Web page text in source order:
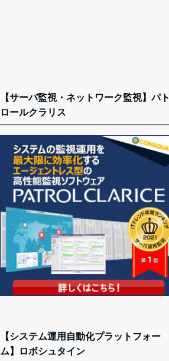
【サーバ監視・ネットワーク監視】パト
ロールクラリス
【システム運用自動化プラットフォー
ム】ロボシュタイン